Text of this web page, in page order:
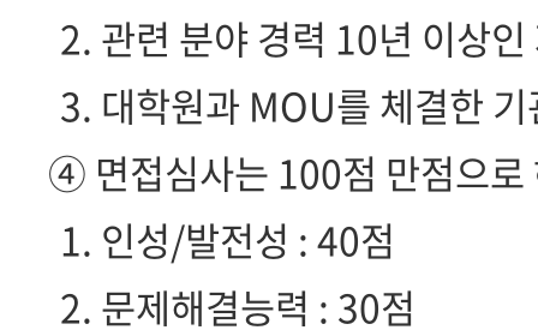
2. 관련 분야 경력 10년 이상인
3. 대학원과 MOU를 체결한
④ 면접심사는 100점 만점으로
1. 인성/발전성 : 40점
2. 문제해결능력 : 30점